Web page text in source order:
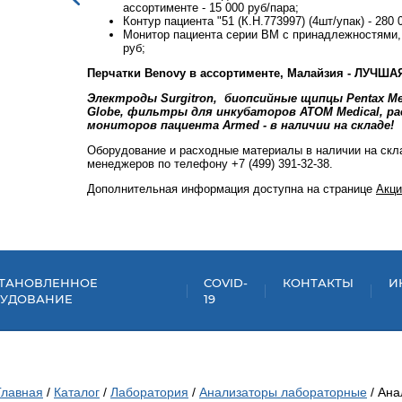
ассортименте - 15 000 руб/пара;
Контур пациента "51 (К.Н.773997) (4шт/упак) - 280
Монитор пациента серии BM с
руб;
Перчатки Benovy в ассортименте, Малайзия -
Электроды Surgitron, биопсийные щипцы Pentax
Globe, фильтры для инкубаторов ATOM Medical,
мониторов пациента Armed - в наличии на складе!
Оборудование и расходные материалы в наличии на
менеджеров по телефону +7 (499) 391-32-38.
Дополнительная информация доступна на странице
COVID-
19
КОНТАКТЫ
/ Каталог / Лаборатория / Анализаторы лабораторные /